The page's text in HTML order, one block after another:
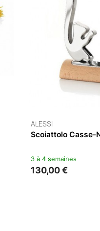
ALESSI
Presse Agrumes
2 à 5 jours
90,00 €